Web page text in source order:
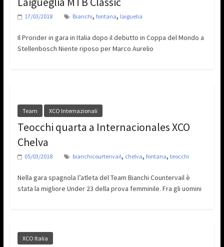
17/03/2018 Bianchi, fontana, laiguelia
Il Prorider in gara in Italia dopo il debutto in Coppa del Mondo a
Stellenbosch Niente riposo per Marco Aurelio
Team XCO Internazionali
Teocchi quarta a Internacionales XCO
Chelva
05/03/2018 bianchicourtenvail, chelva, fontana, teocchi
Nella gara spagnola l’atleta del Team Bianchi Countervail è
stata la migliore Under 23 della prova femminile. Fra gli uomini
XCO Italia